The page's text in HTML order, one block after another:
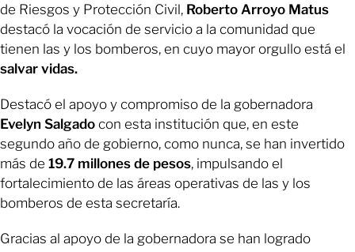
de Riesgos y Protección Civil, Roberto Arroyo Matus
destacó la vocación de servicio a la comunidad que
tienen las y los bomberos, en cuyo mayor orgullo está el
salvar vidas.
Destacó el apoyo y compromiso de la gobernadora
Evelyn Salgado con esta institución que, en este
segundo año de gobierno, como nunca, se han invertido
más de 19.7 millones de pesos, impulsando el
fortalecimiento de las áreas operativas de las y los
bomberos de esta secretaría.
Gracias al apoyo de la gobernadora se han logrado